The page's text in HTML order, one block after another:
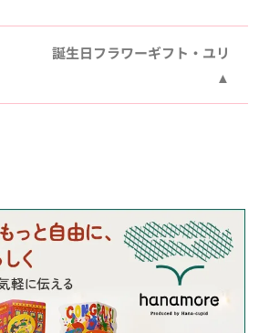
誕生日フラワーギフト・ユリ